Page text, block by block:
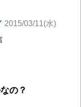
2015/03/11(水)
の？